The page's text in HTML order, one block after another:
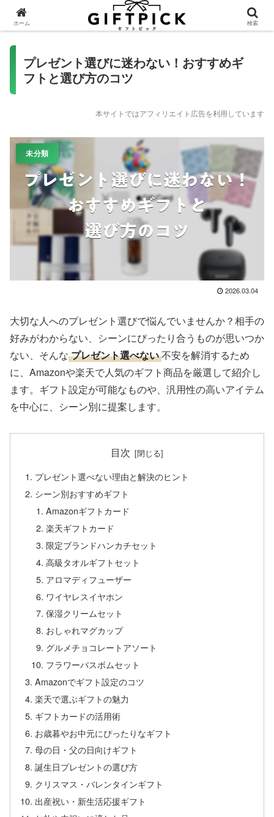
プレゼント選びに迷わない！おすすめギ
フトと選び方のコツ
本サイトではアフィリエイト広告を利用しています
未分類
2026.03.04
大切な人へのプレゼント選びで悩んでいませんか？相手の
好みがわからない、シーンにぴったり合うものが思いつか
ない、そんな プレゼント選べない不安を解消するため
に、Amazonや楽天で人気のギフト商品を厳選して紹介し
ます。ギフト設定が可能なものや、汎用性の高いアイテム
を中心に、シーン別に提案します。
目次
プレゼント選べない理由と解決のヒント
シーン別おすすめギフト
Amazonギフトカード
楽天ギフトカード
限定ブランドハンカチセット
高級タオルギフトセット
アロマディフューザー
ワイヤレスイヤホン
保湿クリームセット
おしゃれマグカップ
グルメチョコレートアソート
フラワーバスボムセット
Amazonでギフト設定のコツ
楽天で選ぶギフトの魅力
ギフトカードの活用術
お歳暮やお中元にぴったりなギフト
母の日・父の日向けギフト
誕生日プレゼントの選び方
クリスマス・バレンタインギフト
出産祝い・新生活応援ギフト
ホーム 検索